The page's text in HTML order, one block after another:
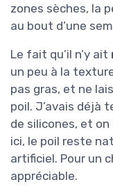
zones sèches, la
au bout d’une
Le fait qu’il n’y ait
un peu à la
pas gras, et ne
poil. J’avais déjà
de silicones, et
ici, le poil reste
artificiel. Pour un
appréciable.